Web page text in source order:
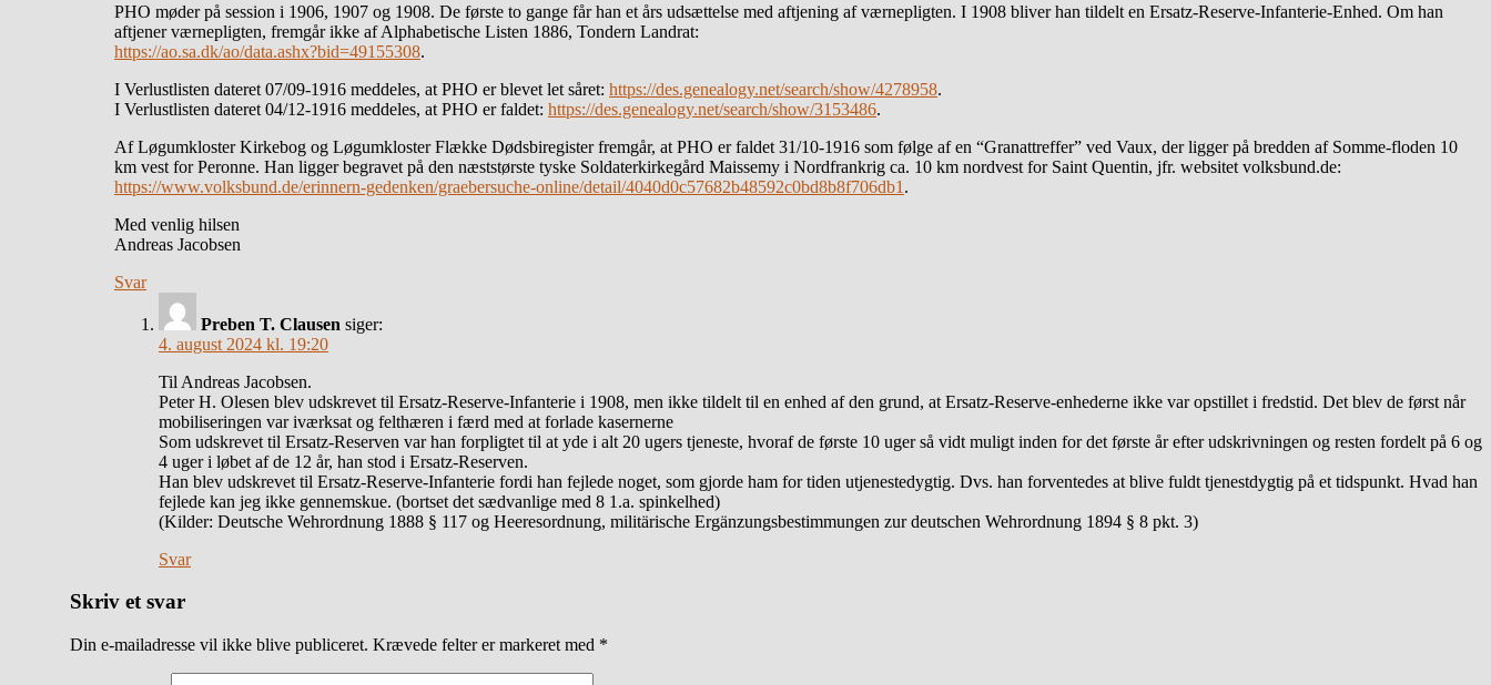
PHO møder på session i 1906, 1907 og 1908. De første to gange får han et års udsættelse med aftjening af værnepligten. I 1908 bliver han tildelt en Ersatz-Reserve-Infanterie-Enhed. Om han
aftjener værnepligten, fremgår ikke af Alphabetische Listen 1886, Tondern Landrat:
https://ao.sa.dk/ao/data.ashx?bid=49155308.
I Verlustlisten dateret 07/09-1916 meddeles, at PHO er blevet let såret: https://des.genealogy.net/search/show/4278958.
I Verlustlisten dateret 04/12-1916 meddeles, at PHO er faldet: https://des.genealogy.net/search/show/3153486.
Af Løgumkloster Kirkebog og Løgumkloster Flække Dødsbiregister fremgår, at PHO er faldet 31/10-1916 som følge af en “Granattreffer” ved Vaux, der ligger på bredden af Somme-floden 10
km vest for Peronne. Han ligger begravet på den næststørste tyske Soldaterkirkegård Maissemy i Nordfrankrig ca. 10 km nordvest for Saint Quentin, jfr. websitet volksbund.de:
https://www.volksbund.de/erinnern-gedenken/graebersuche-online/detail/4040d0c57682b48592c0bd8b8f706db1 .
Med venlig hilsen
Andreas Jacobsen
Svar
Preben T. Clausen siger:
4. august 2024 kl. 19:20
Til Andreas Jacobsen.
Peter H. Olesen blev udskrevet til Ersatz-Reserve-Infanterie i 1908, men ikke tildelt til en enhed af den grund, at Ersatz-Reserve-enhederne ikke var opstillet i fredstid. Det blev de først når
mobiliseringen var iværksat og felthæren i færd med at forlade kasernerne
Som udskrevet til Ersatz-Reserven var han forpligtet til at yde i alt 20 ugers tjeneste, hvoraf de første 10 uger så vidt muligt inden for det første år efter udskrivningen og resten fordelt på 6 og
4 uger i løbet af de 12 år, han stod i Ersatz-Reserven.
Han blev udskrevet til Ersatz-Reserve-Infanterie fordi han fejlede noget, som gjorde ham for tiden utjenestedygtig. Dvs. han forventedes at blive fuldt tjenestdygtig på et tidspunkt. Hvad han
fejlede kan jeg ikke gennemskue. (bortset det sædvanlige med 8 1.a. spinkelhed)
(Kilder: Deutsche Wehrordnung 1888 § 117 og Heeresordnung, militärische Ergänzungsbestimmungen zur deutschen Wehrordnung 1894 § 8 pkt. 3)
Svar
Skriv et svar
Din e-mailadresse vil ikke blive publiceret. Krævede felter er markeret med *